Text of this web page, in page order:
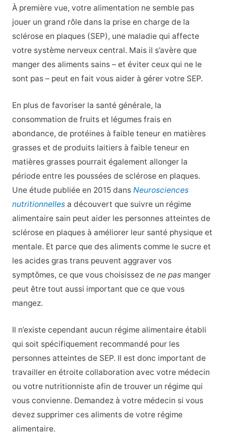
À première vue, votre alimentation ne semble pas
jouer un grand rôle dans la prise en charge de la
sclérose en plaques (SEP), une maladie qui affecte
votre système nerveux central. Mais il s’avère que
manger des aliments sains – et éviter ceux qui ne le
sont pas – peut en fait vous aider à gérer votre SEP.
En plus de favoriser la santé générale, la
consommation de fruits et légumes frais en
abondance, de protéines à faible teneur en matières
grasses et de produits laitiers à faible teneur en
matières grasses pourrait également allonger la
période entre les poussées de sclérose en plaques.
Une étude publiée en 2015 dans Neurosciences
nutritionnellesa découvert que suivre un régime
alimentaire sain peut aider les personnes atteintes de
sclérose en plaques à améliorer leur santé physique et
mentale. Et parce que des aliments comme le sucre et
les acides gras trans peuvent aggraver vos
symptômes, ce que vous choisissez de ne pasmanger
peut être tout aussi important que ce que vous
mangez.
Il n’existe cependant aucun régime alimentaire établi
qui soit spécifiquement recommandé pour les
personnes atteintes de SEP. Il est donc important de
travailler en étroite collaboration avec votre médecin
ou votre nutritionniste afin de trouver un régime qui
vous convienne. Demandez à votre médecin si vous
devez supprimer ces aliments de votre régime
alimentaire.